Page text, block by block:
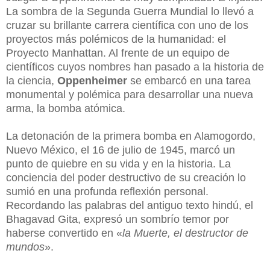
La sombra de la Segunda Guerra Mundial lo llevó a
cruzar su brillante carrera científica con uno de los
proyectos más polémicos de la humanidad: el
Proyecto Manhattan. Al frente de un equipo de
científicos cuyos nombres han pasado a la historia de
la ciencia, Oppenheimer se embarcó en una tarea
monumental y polémica para desarrollar una nueva
arma, la bomba atómica.
La detonación de la primera bomba en Alamogordo,
Nuevo México, el 16 de julio de 1945, marcó un
punto de quiebre en su vida y en la historia. La
conciencia del poder destructivo de su creación lo
sumió en una profunda reflexión personal.
Recordando las palabras del antiguo texto hindú, el
Bhagavad Gita, expresó un sombrío temor por
haberse convertido en «la Muerte, el destructor de
mundos».